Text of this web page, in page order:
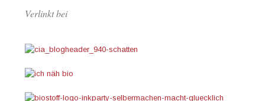
Verlinkt bei